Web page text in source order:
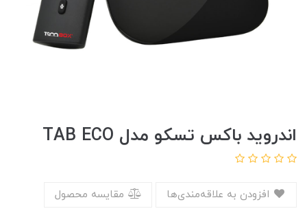
اندروید باکس تسکو مدل TAB ECO
مقایسه محصول